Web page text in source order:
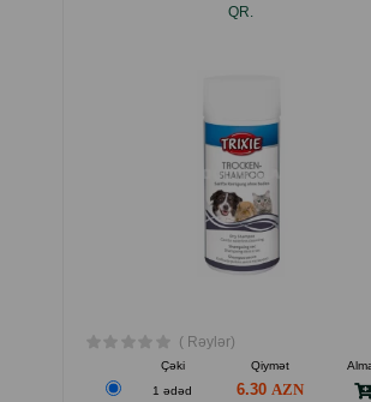
QR.
( Rəylər)
Çəki Qiymət
1 ədəd
6.30